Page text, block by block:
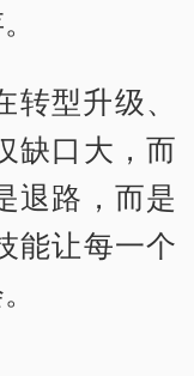
型升级、
缺口大，而
退路，而是
能让每一个